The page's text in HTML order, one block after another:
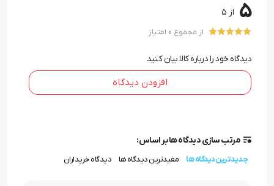
5 از 5
از مجموع 0 امتیاز
دیدگاه خود را درباره کالا بیان کنید
افزودن دیدگاه
مرتب سازی دیدگاه ها بر اساس:
جدیدترین دیدگاه ها مفیدترین دیدگاه ها دیدگاه خریداران